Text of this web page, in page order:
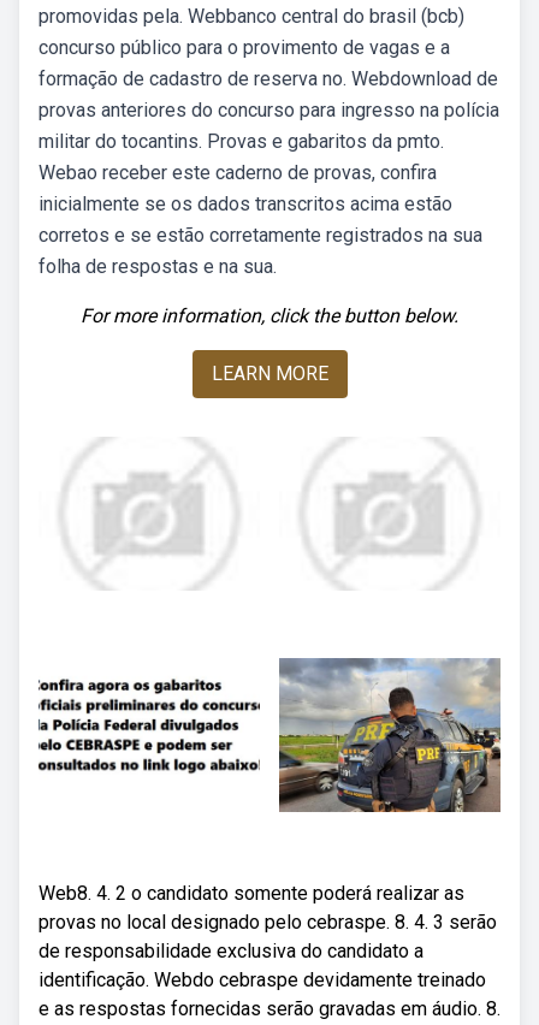
promovidas pela. Webbanco central do brasil (bcb)
concurso público para o provimento de vagas e a
formação de cadastro de reserva no. Webdownload de
provas anteriores do concurso para ingresso na polícia
militar do tocantins. Provas e gabaritos da pmto.
Webao receber este caderno de provas, confira
inicialmente se os dados transcritos acima estão
corretos e se estão corretamente registrados na sua
folha de respostas e na sua.
For more information, click the button below.
LEARN MORE
Web8. 4. 2 o candidato somente poderá realizar as
provas no local designado pelo cebraspe. 8. 4. 3 serão
de responsabilidade exclusiva do candidato a
identificação. Webdo cebraspe devidamente treinado
e as respostas fornecidas serão gravadas em áudio. 8.